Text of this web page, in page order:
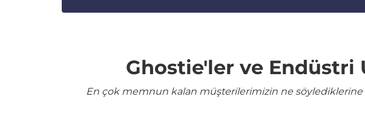
Ghostie'ler ve Endüstri
En çok memnun kalan müşterilerimizin ne söylediklerine